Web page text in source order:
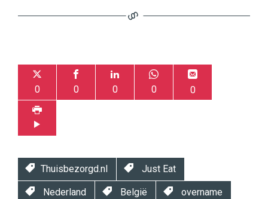
0 0 0 0 0
Thuisbezorgd.nl Just Eat
Nederland België overname